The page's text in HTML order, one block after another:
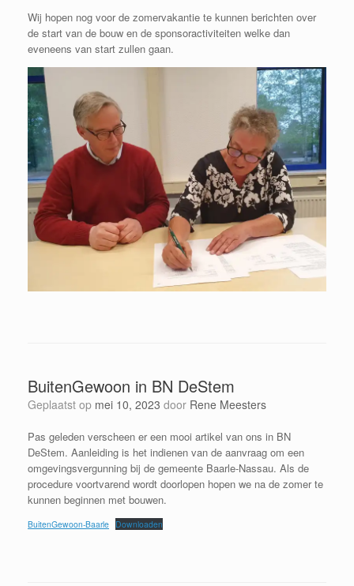
Wij hopen nog voor de zomervakantie te kunnen berichten over
de start van de bouw en de sponsoractiviteiten welke dan
eveneens van start zullen gaan.
BuitenGewoon in BN DeStem
Geplaatst op mei 10, 2023 door Rene Meesters
Pas geleden verscheen er een mooi artikel van ons in BN
DeStem. Aanleiding is het indienen van de aanvraag om een
omgevingsvergunning bij de gemeente Baarle-Nassau. Als de
procedure voortvarend wordt doorlopen hopen we na de zomer te
kunnen beginnen met bouwen.
BuitenGewoon-Baarle Downloaden